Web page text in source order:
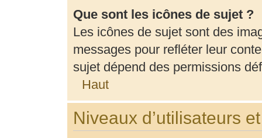
Que sont les icônes de sujet ?
Les icônes de sujet sont des
messages pour refléter leur
sujet dépend des permissions
Haut
Niveaux d’utilisateurs